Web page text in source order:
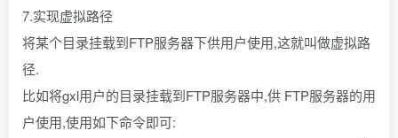
7.实现虚拟路径
将某个目录挂载到FTP服务器下供用户使用,这就叫做虚拟路
径.
比如将gxl用户的目录挂载到FTP服务器中,供 FTP服务器的用
户使用,使用如下命令即可: